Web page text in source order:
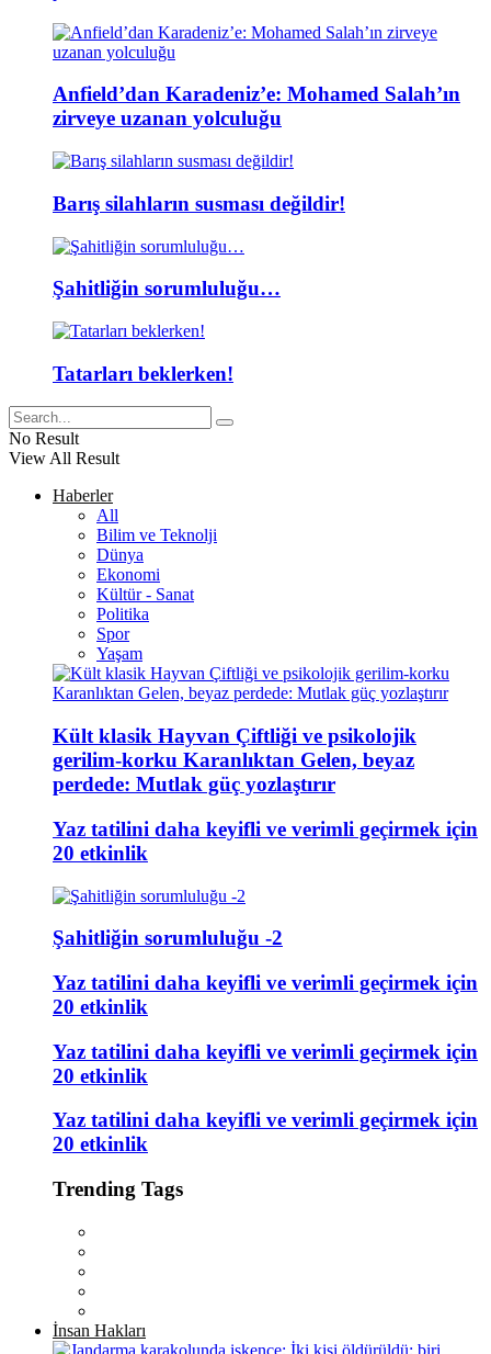
Anfield’dan Karadeniz’e: Mohamed Salah’ın
zirveye uzanan yolculuğu
Barış silahların susması değildir!
Şahitliğin sorumluluğu…
Tatarları beklerken!
No Result
View All Result
Haberler
All
Bilim ve Teknolji
Dünya
Ekonomi
Kültür - Sanat
Politika
Spor
Yaşam
Kült klasik Hayvan Çiftliği ve psikolojik
gerilim-korku Karanlıktan Gelen, beyaz
perdede: Mutlak güç yozlaştırır
Yaz tatilini daha keyifli ve verimli geçirmek için
20 etkinlik
Şahitliğin sorumluluğu -2
Yaz tatilini daha keyifli ve verimli geçirmek için
20 etkinlik
Yaz tatilini daha keyifli ve verimli geçirmek için
20 etkinlik
Yaz tatilini daha keyifli ve verimli geçirmek için
20 etkinlik
Trending Tags
İnsan Hakları